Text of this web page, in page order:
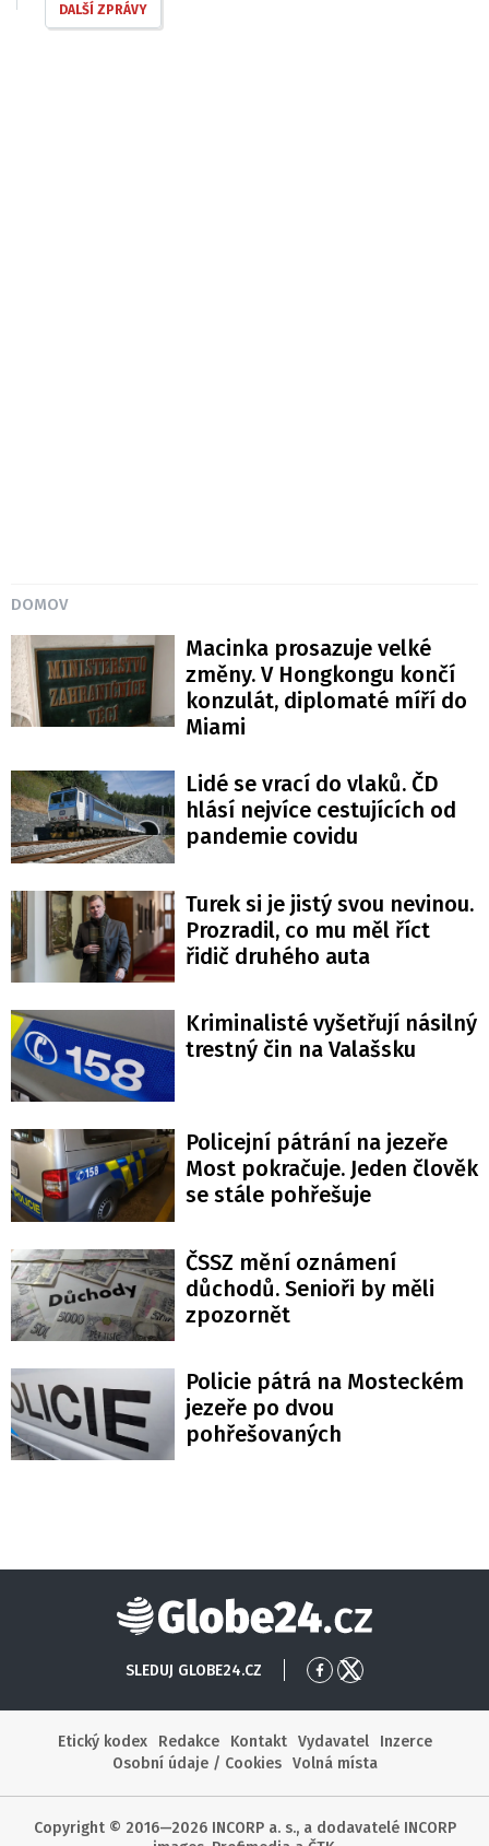
DALŠÍ ZPRÁVY
DOMOV
Macinka prosazuje velké
změny. V Hongkongu končí
konzulát, diplomaté míří do
Miami
Lidé se vrací do vlaků. ČD
hlásí nejvíce cestujících od
pandemie covidu
Turek si je jistý svou nevinou.
Prozradil, co mu měl říct
řidič druhého auta
Kriminalisté vyšetřují násilný
trestný čin na Valašsku
Policejní pátrání na jezeře
Most pokračuje. Jeden člověk
se stále pohřešuje
ČSSZ mění oznámení
důchodů. Senioři by měli
zpozornět
Policie pátrá na Mosteckém
jezeře po dvou
pohřešovaných
Globe24
SLEDUJ GLOBE24.CZ
Přejít
Facebook
Přejít
X
Etický kodex
Redakce Kontakt Vydavatel
Inzerce
Osobní údaje / Cookies
Volná místa
Copyright © 2016—2026 INCORP a. s., a dodavatelé INCORP